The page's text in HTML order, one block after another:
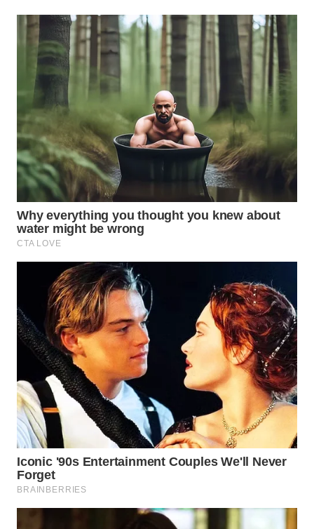
WN
BORNEO
Wahana
Group
WAHANA
NEWS
WAHANA
TANI
WAHANA
ADVOKAT
WAHANA
INFRASTRUKTUR
WAHANA
KONSUMEN
WAHANA
LISTRIK
WAHANA
WAHANA
TV